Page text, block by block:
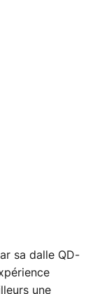
sa dalle QD-
une